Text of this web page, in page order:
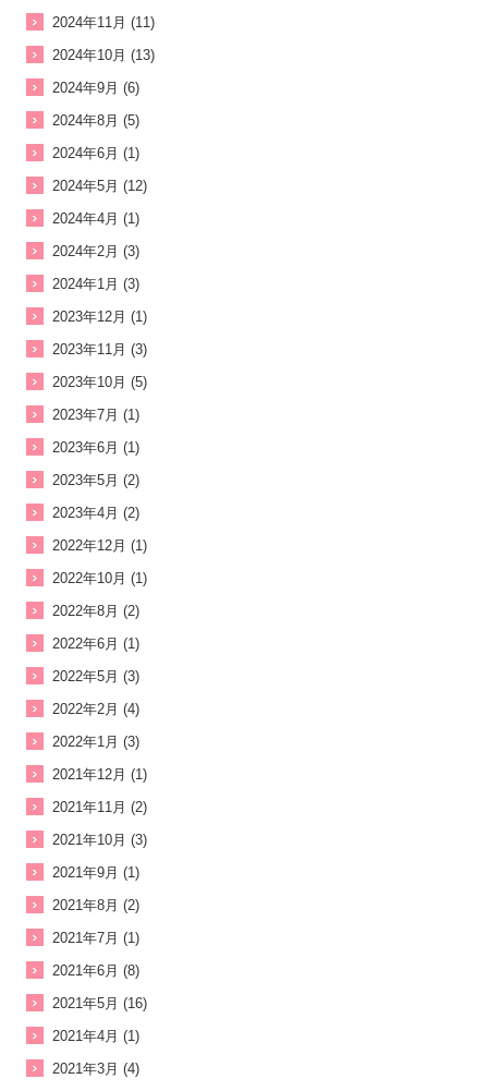
2024年11月 (11)
2024年10月 (13)
2024年9月 (6)
2024年8月 (5)
2024年6月 (1)
2024年5月 (12)
2024年4月 (1)
2024年2月 (3)
2024年1月 (3)
2023年12月 (1)
2023年11月 (3)
2023年10月 (5)
2023年7月 (1)
2023年6月 (1)
2023年5月 (2)
2023年4月 (2)
2022年12月 (1)
2022年10月 (1)
2022年8月 (2)
2022年6月 (1)
2022年5月 (3)
2022年2月 (4)
2022年1月 (3)
2021年12月 (1)
2021年11月 (2)
2021年10月 (3)
2021年9月 (1)
2021年8月 (2)
2021年7月 (1)
2021年6月 (8)
2021年5月 (16)
2021年4月 (1)
2021年3月 (4)